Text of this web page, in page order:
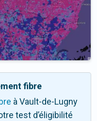
fibre
à Vault-de-Lugny
test d’éligibilité